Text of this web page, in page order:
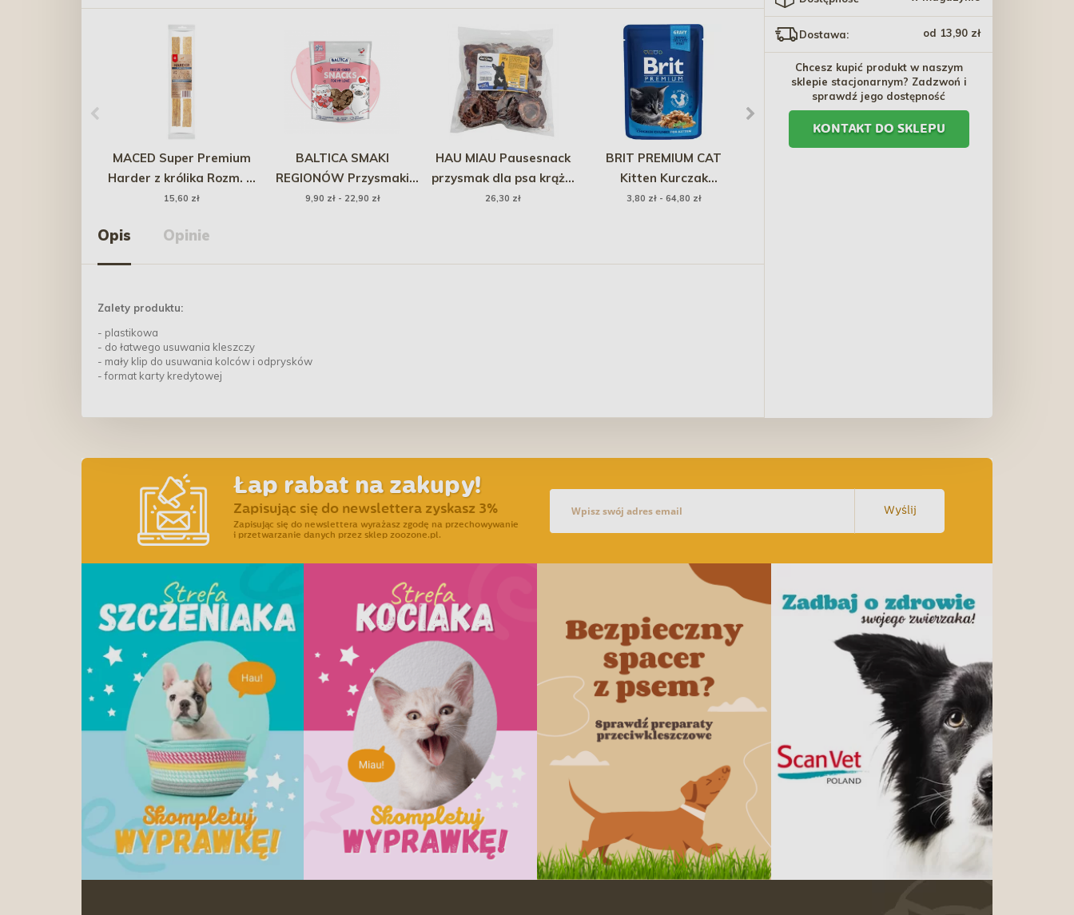
MACED Super Premium
Harder z królika Rozm. M
2 szt. (80g)
15,60 zł
BALTICA SMAKI
REGIONÓW Przysmaki
Love liofilizowane
9,90 zł - 22,90 zł
HAU MIAU Pausesnack
przysmak dla psa krążki
jagnięce z tchawicą
26,30 zł
BRIT PREMIUM CAT
Kitten Kurczak
(saszetka)
3,80 zł - 64,80 zł
Opis Opinie
Zalety produktu:
- plastikowa
- do łatwego usuwania kleszczy
- mały klip do usuwania kolców i odprysków
- format karty kredytowej
Dostawa: od 13,90 zł
Chcesz kupić produkt w naszym
sklepie stacjonarnym? Zadzwoń i
sprawdź jego dostępność
KONTAKT DO SKLEPU
Łap rabat na zakupy!
Zapisując się do newslettera zyskasz 3%
Zapisując się do newslettera wyrażasz zgodę na przechowywanie
i przetwarzanie danych przez sklep zoozone.pl.
Wyślij